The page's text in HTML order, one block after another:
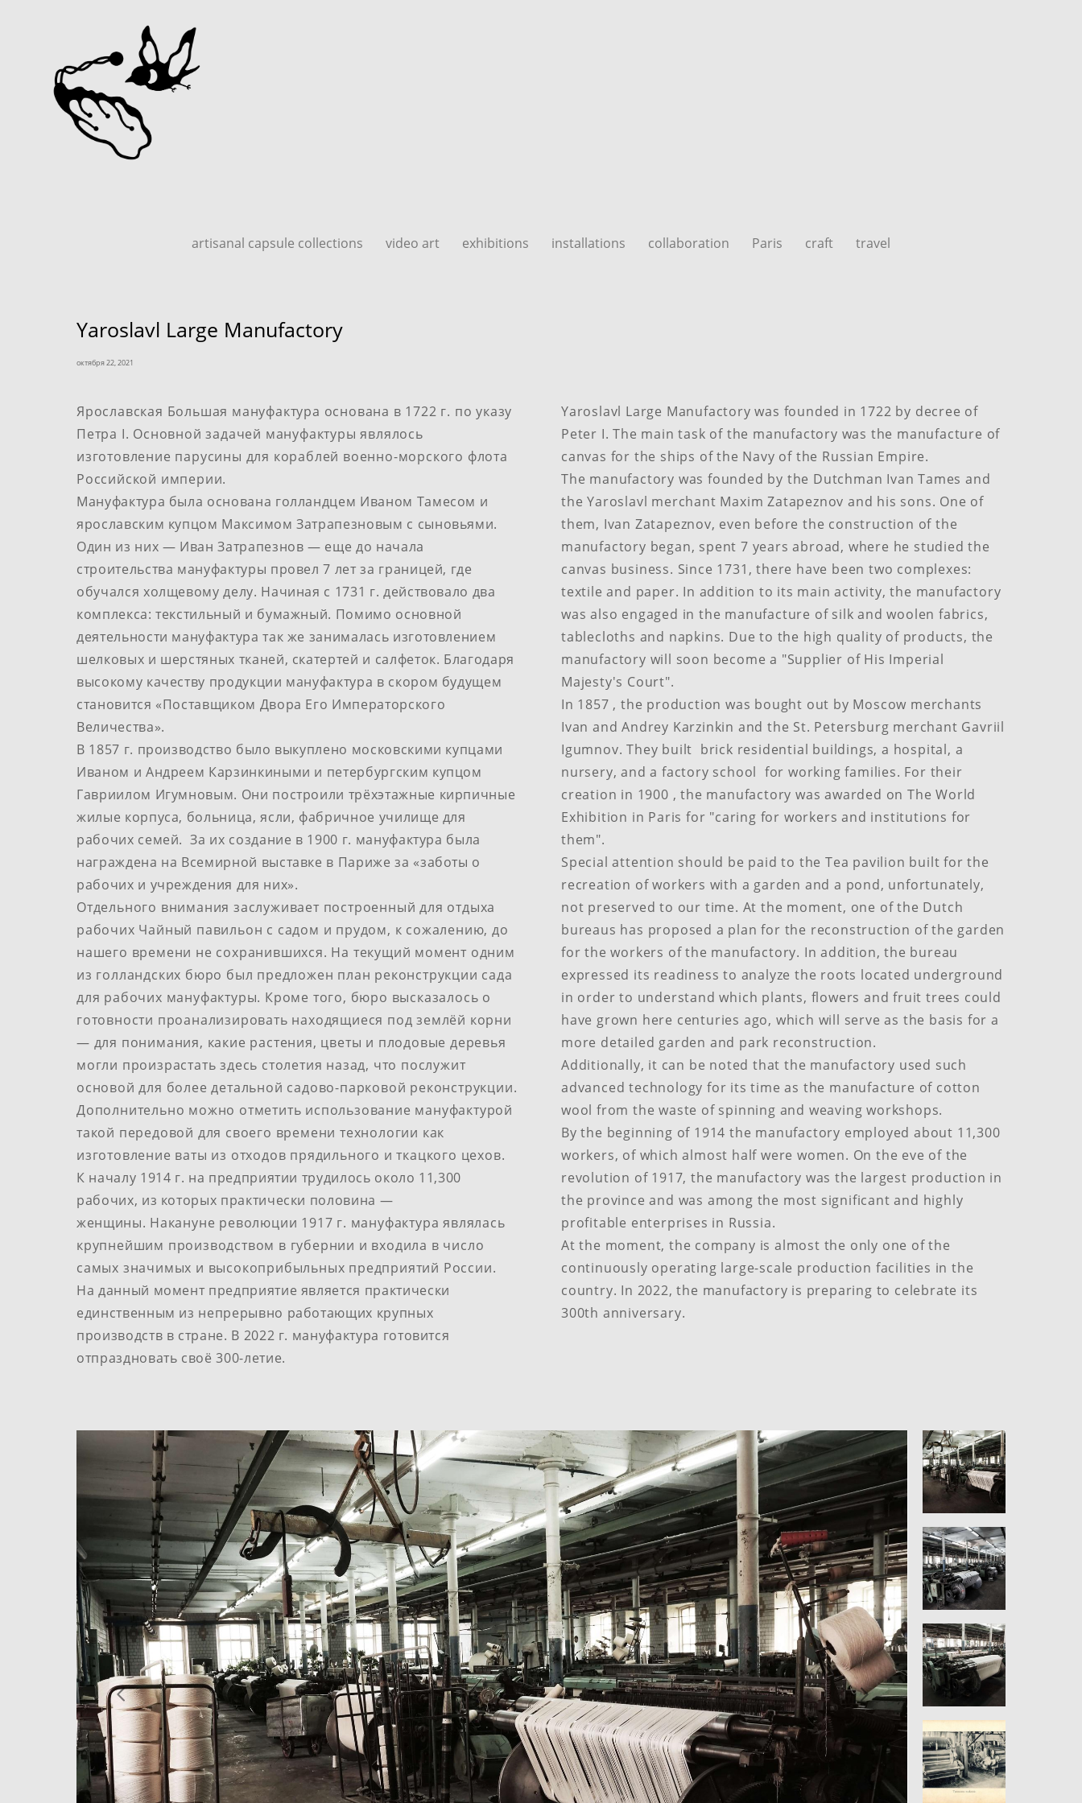
artisanal capsule collections video art exhibitions installations collaboration Paris craft travel
Yaroslavl Large Manufactory
октября 22, 2021
Ярославская Большая мануфактура​ основана в​ 1722 г. по​ указу
Петра I. Основной задачей​ мануфактуры являлось​
изготовление​ парусины для​ кораблей военно-морского флота
Российской империи.
Мануфактура была основана голландцем Иваном Тамесом и​
ярославским купцом Максимом Затрапезновым с сыновьями.
Один из​ них​ — Иван Затрапезнов​ — еще до​ начала
строительства мануфактуры провел 7 лет за​ границей, где
обучался​ холщевому делу.​ Начиная с 1731 г. действовало два
комплекса: текстильный и бумажный. Помимо основной
деятельности мануфактура так же занималась изготовлением
шелковых и шерстяных тканей, скатертей и салфеток. Благодаря
высокому качеству​ продукции мануфактура в скором будущем
становится «Поставщиком Двора Его Императорского
Величества».
В 1857 г. производство было выкуплено московскими​ купцами​
Иваном и Андреем Карзинкиными и​ петербургским​ купцом​
Гавриилом Игумновым. Они построили трёхэтажные кирпичные
жилые корпуса, больница, ясли, фабричное училище для
рабочих семей. ​ За их​ создание в 1900 г. мануфактура была
награждена​ на​ Всемирной выставке в Париже за «заботы о
рабочих и учреждения для них».​
Отдельного внимания заслуживает​ построенный для отдыха
рабочих Чайный павильон с садом и прудом, к сожалению, до
нашего времени не сохранившихся. На текущий момент одним
из голландских​ бюро​ был предложен план реконструкции сада
для рабочих мануфактуры. Кроме того, бюро высказалось о
готовности проанализировать находящиеся под землёй корни
— для понимания, какие растения, цветы и​ плодовые деревья
могли произрастать здесь​ столетия назад, что послужит
основой для более детальной садово-парковой реконструкции.
Дополнительно можно отметить использование мануфактурой
такой передовой для своего времени технологии как​
изготовление ваты из​ отходов прядильного и​ ткацкого цехов.
К началу 1914 г. на предприятии трудилось около 11,300
рабочих, из которых практически половина —
женщины. Накануне революции 1917 г. мануфактура являлась
крупнейшим производством в​ губернии и​ входила в​ число
самых значимых и​ высокоприбыльных предприятий России.​
На данный момент предприятие является практически
единственным из непрерывно работающих крупных
производств​ в стране.​ В 2022 г. мануфактура готовится​
отпраздновать​ своё 300-летие.
Yaroslavl Large Manufactory was founded in 1722 by decree of
Peter I. The main task of the manufactory was the manufacture of
canvas for the ships of the Navy of the Russian Empire.
The manufactory was founded by the Dutchman Ivan Tames and
the Yaroslavl merchant Maxim Zatapeznov and his sons. One of
them, Ivan Zatapeznov, even before the construction of the
manufactory began, spent 7 years abroad, where he studied the
canvas business.​ Since 1731, there have been two complexes:
textile and paper. In addition to its main activity, the manufactory
was also engaged in the manufacture of silk and woolen fabrics,
tablecloths and napkins. Due to the high quality of products, the
manufactory will soon become a "Supplier of His Imperial
Majesty's Court".
In 1857 , the production was bought out by Moscow merchants​
Ivan and Andrey Karzinkin and the St. Petersburg merchant Gavriil
Igumnov. They built brick residential buildings, a hospital, a
nursery, and a factory school for working families.​ For their
creation in 1900 , the manufactory was awarded​ on​ The World
Exhibition in Paris for "caring for workers and institutions for
them".​
Special attention should be paid to the Tea pavilion built for the
recreation of workers with a garden and a pond, unfortunately,
not preserved to our time. At the moment, one of the Dutch
bureaus has proposed a plan for the reconstruction of the garden
for the workers of the manufactory. In addition, the bureau
expressed its readiness to analyze the roots located underground
in order to understand which plants, flowers and fruit trees could
have grown here centuries ago, which will serve as the basis for a
more detailed garden and park reconstruction.
Additionally, it can be noted that the manufactory used such
advanced technology for its time as the manufacture of cotton
wool from the waste of spinning and weaving workshops.
By the beginning of 1914 the manufactory employed about 11,300
workers, of which almost half were women. On the eve of the
revolution of 1917, the manufactory was the largest production in
the province and was among the most significant and highly
profitable enterprises in Russia.​
At the moment, the company is almost the only one of the
continuously operating large-scale production facilities in the
country.​ In 2022, the manufactory is preparing to celebrate its
300th anniversary.